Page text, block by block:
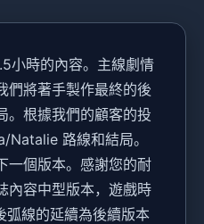
小時的內容。主線劇情
們將著手製作最終的後
。根據我們的顧客的投
Natalie 路線和結局。
一個版本。感謝您的耐
內容中型版本，遊戲時
弧線的延續為後續版本